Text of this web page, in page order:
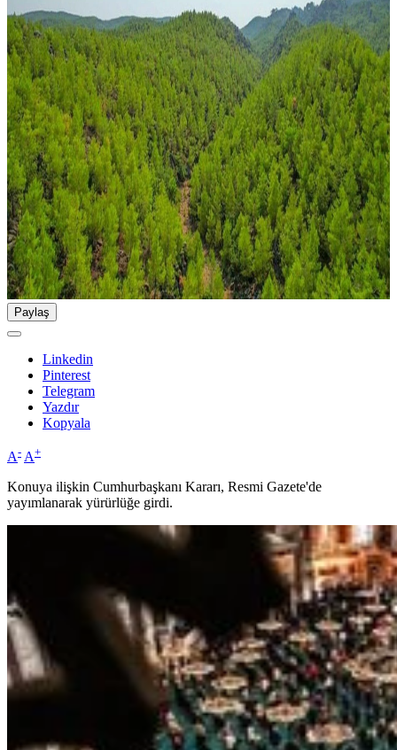
Paylaş
Linkedin
Pinterest
Telegram
Yazdır
Kopyala
A- A+
Konuya ilişkin Cumhurbaşkanı Kararı, Resmi Gazete'de
yayımlanarak yürürlüğe girdi.